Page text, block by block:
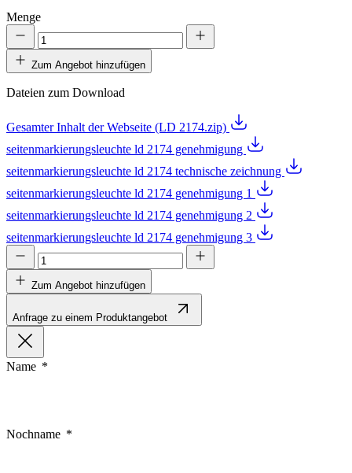
Menge
Zum Angebot hinzufügen
Dateien zum Download
Gesamter Inhalt der Webseite (LD 2174.zip)
seitenmarkierungsleuchte ld 2174 genehmigung
seitenmarkierungsleuchte ld 2174 technische zeichnung
seitenmarkierungsleuchte ld 2174 genehmigung 1
seitenmarkierungsleuchte ld 2174 genehmigung 2
seitenmarkierungsleuchte ld 2174 genehmigung 3
Zum Angebot hinzufügen
Anfrage zu einem Produktangebot
Name
Nochname